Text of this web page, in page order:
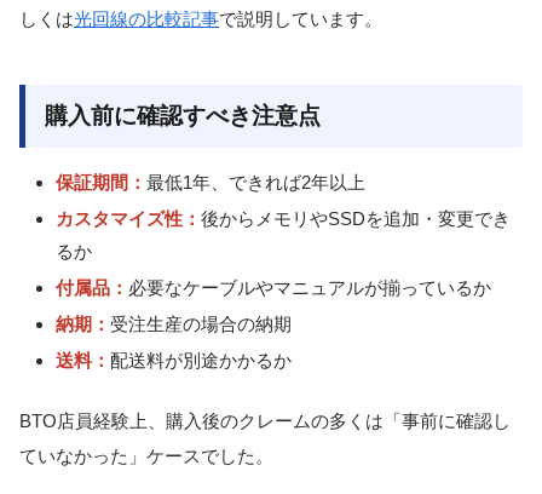
しくは光回線の比較記事で説明しています。
購入前に確認すべき注意点
保証期間： 最低1年、できれば2年以上
カスタマイズ性： 後からメモリやSSDを追加・変更でき
るか
付属品： 必要なケーブルやマニュアルが揃っているか
納期： 受注生産の場合の納期
送料： 配送料が別途かかるか
BTO店員経験上、購入後のクレームの多くは「事前に確認し
ていなかった」ケースでした。